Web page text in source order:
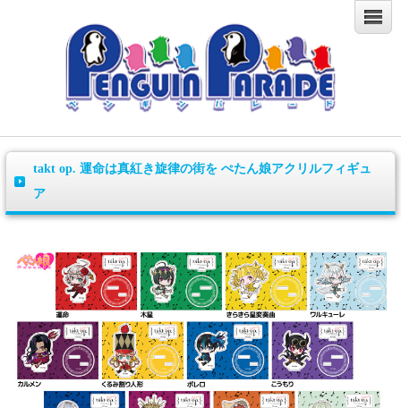
takt op. 運命は真紅き旋律の街を ぺたん娘アクリルフィギュ
ア